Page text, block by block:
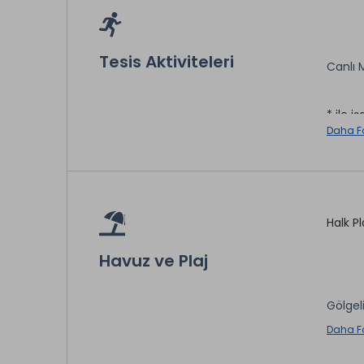
Oda
Tesis Aktiviteleri Canlı
* ile
Daha
Havuz ve Plaj
Halk
Daha